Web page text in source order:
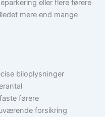
eller flere førere
mere end mange
biloplysninger
førere
forsikring